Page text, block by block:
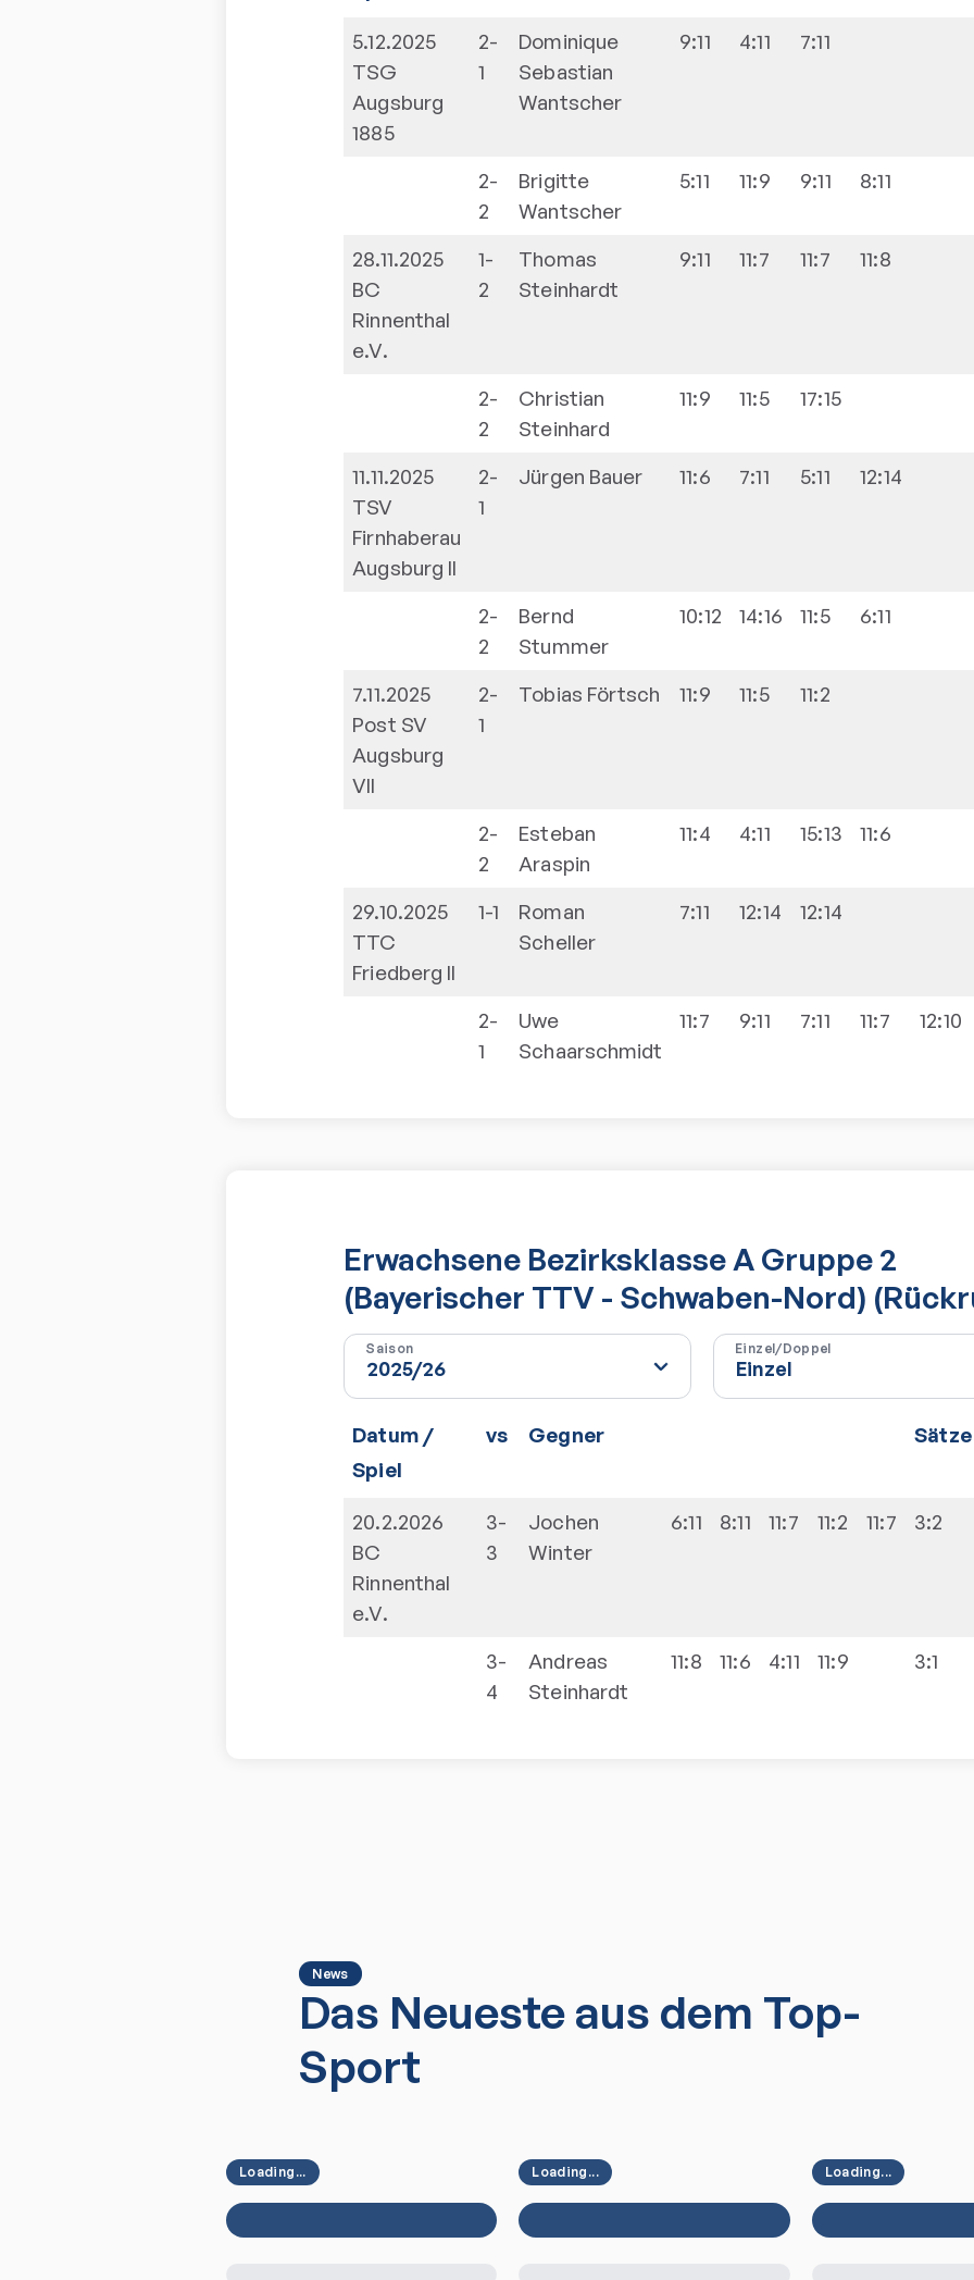
5.12.2025
TSG
Augsburg
1885
2-
1
Dominique
Sebastian
Wantscher
9:11 4:11 7:11
2-
2
Brigitte
Wantscher
5:11 11:9 9:11 8:11
28.11.2025
BC
Rinnenthal
e.V.
1-
2
Thomas
Steinhardt
9:11 11:7 11:7 11:8
2-
2
Christian
Steinhard
11:9 11:5 17:15
11.11.2025
TSV
Firnhaberau
Augsburg II
2-
1
Jürgen Bauer 11:6 7:11 5:11 12:14
2-
2
Bernd
Stummer
10:12 14:16 11:5 6:11
7.11.2025
Post SV
Augsburg
VII
2-
1
Tobias Förtsch 11:9 11:5 11:2
2-
2
Esteban
Araspin
11:4 4:11 15:13 11:6
29.10.2025
TTC
Friedberg II
1-1
Roman
Scheller
7:11 12:14 12:14
2-
1
Uwe
Schaarschmidt
11:7 9:11 7:11 11:7 12:10
Erwachsene Bezirksklasse A Gruppe 2
(Bayerischer TTV - Schwaben-Nord)
Saison Einzel/Doppel
Datum /
Spiel
vs Gegner Sätze
20.2.2026
BC
Rinnenthal
e.V.
3-
3
Jochen
Winter
6:11 8:11 11:7 11:2 11:7 3:2
3-
4
Andreas
Steinhardt
11:8 11:6 4:11 11:9 3:1
News
Das Neueste aus dem Top-
Sport
Loading... Loading... Loading...